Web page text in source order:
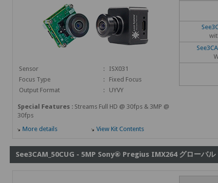
Sensor :
ISX031
Focus Type
:
Fixed Focus
Output Format
: UYVY
Special Features : Streams Full HD @ 30fps & 3MP @
30fps
More details
View Kit Contents
See3CAM_50CUG - 5MP Sony® Pregius IMX264 グローバル